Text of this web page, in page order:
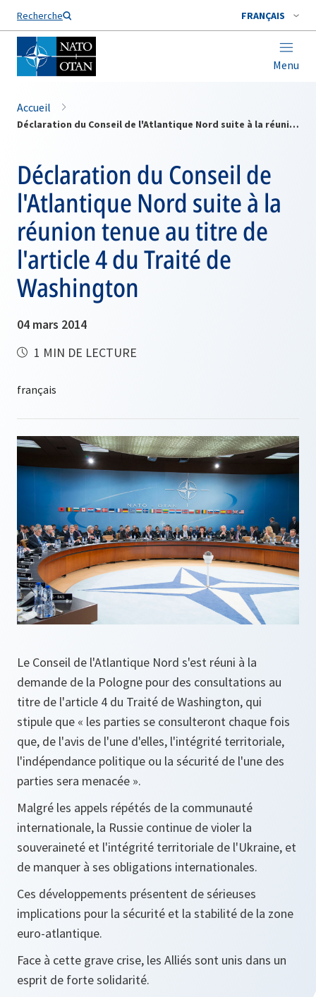
Recherche FRANÇAIS
Menu
Nom de famille*
Accueil
Déclaration du Conseil de l'Atlantique Nord suite à la réunion tenue au titre de l'article 4 du Traité de Washington
Déclaration du Conseil de
l'Atlantique Nord suite à la
réunion tenue au titre de
l'article 4 du Traité de
Washington
04 mars 2014
1 MIN DE LECTURE
Le Conseil de l'Atlantique Nord s'est réuni à la
demande de la Pologne pour des consultations au
titre de l'article 4 du Traité de Washington, qui
stipule que « les parties se consulteront chaque fois
que, de l'avis de l'une d'elles, l'intégrité territoriale,
l'indépendance politique ou la sécurité de l'une des
parties sera menacée ».
Malgré les appels répétés de la communauté
internationale, la Russie continue de violer la
souveraineté et l'intégrité territoriale de l'Ukraine, et
de manquer à ses obligations internationales.
Ces développements présentent de sérieuses
implications pour la sécurité et la stabilité de la zone
euro‑atlantique.
Face à cette grave crise, les Alliés sont unis dans un
esprit de forte solidarité.